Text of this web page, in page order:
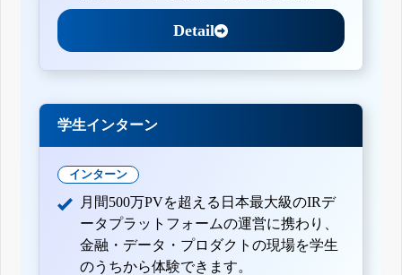
Detail
学生インターン
インターン
月間500万PVを超える日本最大級のIRデ
ータプラットフォームの運営に携わり、
金融・データ・プロダクトの現場を学生
のうちから体験できます。